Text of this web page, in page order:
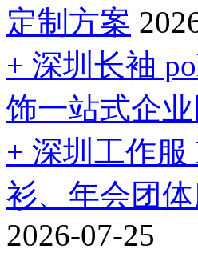
定制方案
+ 深圳长袖
饰一站式企
+ 深圳工作
衫、年会团
2026-07-25